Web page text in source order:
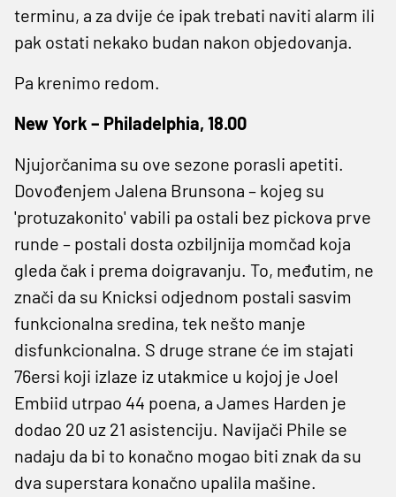
terminu, a za dvije će ipak trebati naviti alarm ili
pak ostati nekako budan nakon objedovanja.
Pa krenimo redom.
New York – Philadelphia, 18.00
Njujorčanima su ove sezone porasli apetiti.
Dovođenjem Jalena Brunsona – kojeg su
'protuzakonito' vabili pa ostali bez pickova prve
runde – postali dosta ozbiljnija momčad koja
gleda čak i prema doigravanju. To, međutim, ne
znači da su Knicksi odjednom postali sasvim
funkcionalna sredina, tek nešto manje
disfunkcionalna. S druge strane će im stajati
76ersi koji izlaze iz utakmice u kojoj je Joel
Embiid utrpao 44 poena, a James Harden je
dodao 20 uz 21 asistenciju. Navijači Phile se
nadaju da bi to konačno mogao biti znak da su
dva superstara konačno upalila mašine.